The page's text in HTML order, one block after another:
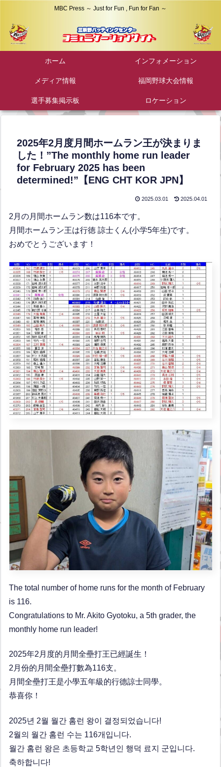
MBC Press ～ Just for Fun , Fun for Fan ～
ホーム インフォメーション
メディア情報 福岡野球大会情報
選手募集掲示板 ロケーション
2025年2月度月間ホームラン王が決まりま
した！”The monthly home run leader
for February 2025 has been
determined!”【ENG CHT KOR JPN】
2025.03.01 2025.04.01
2月の月間ホームラン数は116本です。
月間ホームラン王は行徳 諒士くん(小学5年生)です。
おめでとうございます！
The total number of home runs for the month of February
is 116.
Congratulations to Mr. Akito Gyotoku, a 5th grader, the
monthly home run leader!
2025年2月度的月間全壘打王已經誕生！
2月份的月間全壘打數為116支。
月間全壘打王是小學五年級的行德諒士同學。
恭喜你！
2025년 2월 월간 홈런 왕이 결정되었습니다!
2월의 월간 홈런 수는 116개입니다.
월간 홈런 왕은 초등학교 5학년인 행덕 료지 군입니다.
축하합니다!